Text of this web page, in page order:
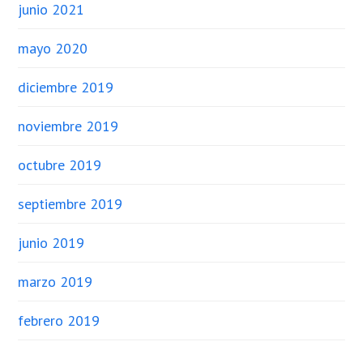
junio 2021
mayo 2020
diciembre 2019
noviembre 2019
octubre 2019
septiembre 2019
junio 2019
marzo 2019
febrero 2019